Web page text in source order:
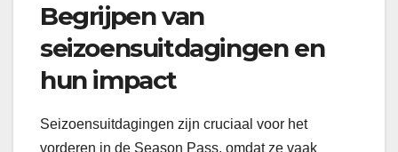
Begrijpen van
seizoensuitdagingen en
hun impact
Seizoensuitdagingen zijn cruciaal voor het
vorderen in de Season Pass, omdat ze vaak